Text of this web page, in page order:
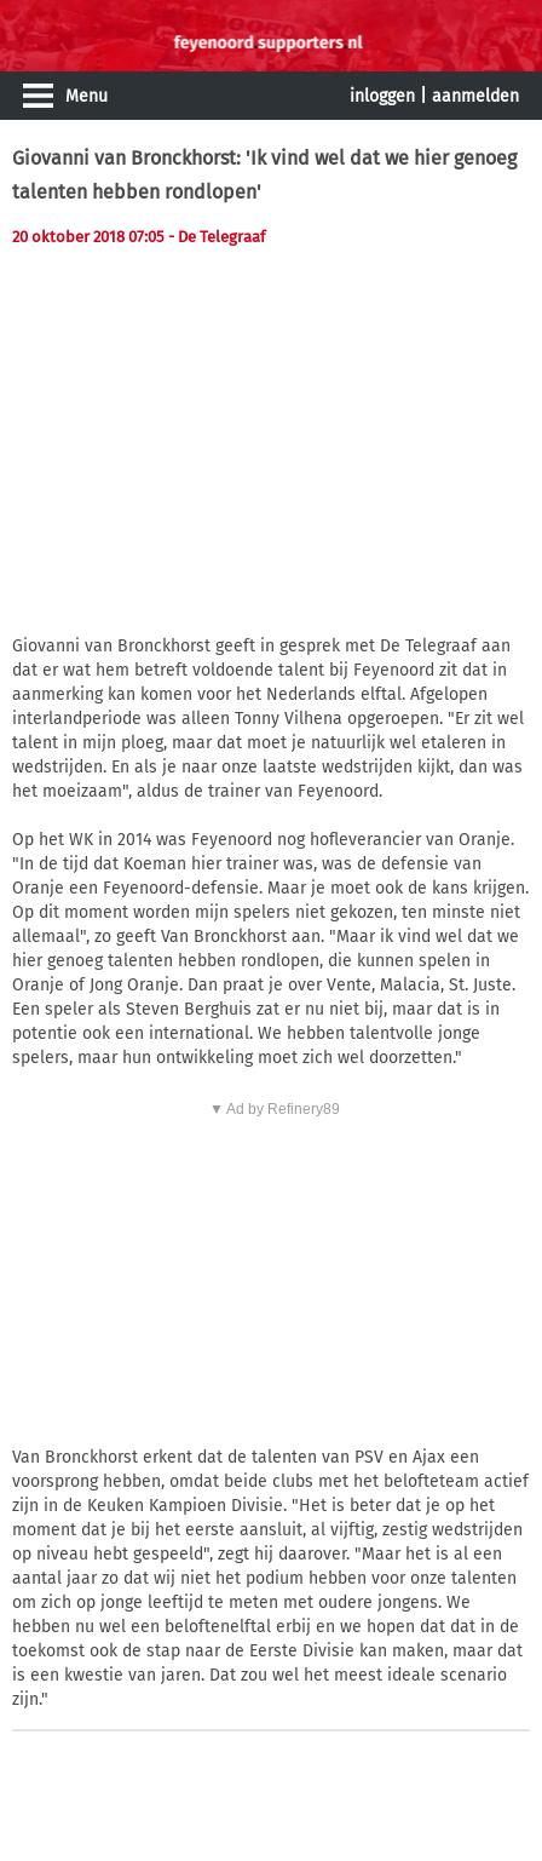
Menu inloggen aanmelden
Giovanni van Bronckhorst: 'Ik vind wel dat we hier genoeg
talenten hebben rondlopen'
20 oktober 2018 07:05 - De Telegraaf
Giovanni van Bronckhorst geeft in gesprek met De Telegraaf aan
dat er wat hem betreft voldoende talent bij Feyenoord zit dat in
aanmerking kan komen voor het Nederlands elftal. Afgelopen
interlandperiode was alleen Tonny Vilhena opgeroepen. "Er zit wel
talent in mijn ploeg, maar dat moet je natuurlijk wel etaleren in
wedstrijden. En als je naar onze laatste wedstrijden kijkt, dan was
het moeizaam", aldus de trainer van Feyenoord.
Op het WK in 2014 was Feyenoord nog hofleverancier van Oranje.
"In de tijd dat Koeman hier trainer was, was de defensie van
Oranje een Feyenoord-defensie. Maar je moet ook de kans krijgen.
Op dit moment worden mijn spelers niet gekozen, ten minste niet
allemaal", zo geeft Van Bronckhorst aan. "Maar ik vind wel dat we
hier genoeg talenten hebben rondlopen, die kunnen spelen in
Oranje of Jong Oranje. Dan praat je over Vente, Malacia, St. Juste.
Een speler als Steven Berghuis zat er nu niet bij, maar dat is in
potentie ook een international. We hebben talentvolle jonge
spelers, maar hun ontwikkeling moet zich wel doorzetten."
▼ Ad by Refinery89
Van Bronckhorst erkent dat de talenten van PSV en Ajax een
voorsprong hebben, omdat beide clubs met het belofteteam actief
zijn in de Keuken Kampioen Divisie. "Het is beter dat je op het
moment dat je bij het eerste aansluit, al vijftig, zestig wedstrijden
op niveau hebt gespeeld", zegt hij daarover. "Maar het is al een
aantal jaar zo dat wij niet het podium hebben voor onze talenten
om zich op jonge leeftijd te meten met oudere jongens. We
hebben nu wel een beloftenelftal erbij en we hopen dat dat in de
toekomst ook de stap naar de Eerste Divisie kan maken, maar dat
is een kwestie van jaren. Dat zou wel het meest ideale scenario
zijn."